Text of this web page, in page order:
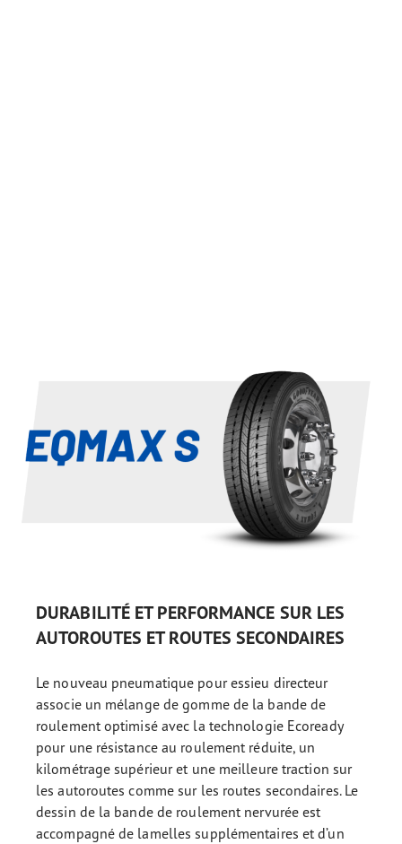
DURABILITÉ ET PERFORMANCE SUR LES
AUTOROUTES ET ROUTES SECONDAIRES
Le nouveau pneumatique pour essieu directeur
associe un mélange de gomme de la bande de
roulement optimisé avec la technologie Ecoready
pour une résistance au roulement réduite, un
kilométrage supérieur et une meilleure traction sur
les autoroutes comme sur les routes secondaires. Le
dessin de la bande de roulement nervurée est
accompagné de lamelles supplémentaires et d’un